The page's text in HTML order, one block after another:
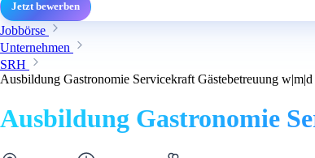
Jetzt bewerben
Jobbörse
Unternehmen
SRH
Ausbildung Gastronomie Servicekraft Gästebetreuung w|m|d
Ausbildung Gastronomie